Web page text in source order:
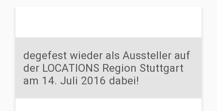
degefest wieder als Aussteller auf
der LOCATIONS Region Stuttgart
am 14. Juli 2016 dabei!